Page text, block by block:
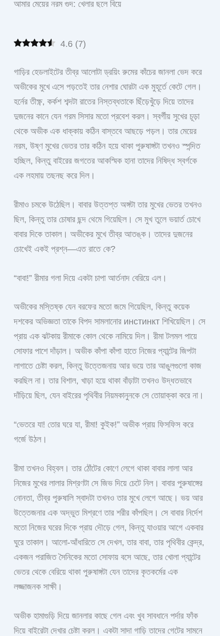
আমার মেয়ের নরম গুদ: খেলার ছলে বিয়ে
4.6 (7)
গাড়ির হেডলাইটের তীব্র আলোটা ড্রয়িং রুমের কাঁচের জানলা ভেদ করে
অভীকের মুখে এসে পড়তেই তার নেশার ঘোরটা এক মুহূর্তে কেটে গেল।
হর্নের তীক্ষ্ণ, কর্কশ শব্দটা রাতের নিস্তব্ধতাকে ছিঁড়েখুঁড়ে দিয়ে তাদের
দুজনের কানে যেন গরম সিসার মতো প্রবেশ করল। স্বর্গীয় সুখের চূড়া
থেকে অভীক এক ধাক্কায় কঠিন বাস্তবে আছড়ে পড়ল। তার মেয়ের
নরম, উষ্ণ মুখের ভেতর তার কঠিন হয়ে থাকা পুরুষাঙ্গটা তখনও স্পন্দিত
হচ্ছিল, কিন্তু বাইরের জগতের আকস্মিক হানা তাদের নিষিদ্ধ স্বর্গকে
এক লহমায় তছনছ করে দিল।
রীমাও চমকে উঠেছিল। বাবার উত্তপ্ত অঙ্গটা তার মুখের ভেতর তখনও
ছিল, কিন্তু তার চোষার ছন্দ থেমে গিয়েছিল। সে মুখ তুলে ভয়ার্ত চোখে
বাবার দিকে তাকাল। অভীকের মুখে তীব্র আতঙ্ক। তাদের দুজনের
চোখেই একই প্রশ্ন—এত রাতে কে?
“বাবা!” রীমার গলা দিয়ে একটা চাপা আর্তনাদ বেরিয়ে এল।
অভীকের মস্তিষ্ক যেন বরফের মতো জমে গিয়েছিল, কিন্তু কয়েক
দশকের অভিজ্ঞতা তাকে বিপদ সামলানোর инстинкт শিখিয়েছিল। সে
প্রায় এক ঝটকায় রীমাকে কোল থেকে নামিয়ে দিল। রীমা টলমল পায়ে
সোফার পাশে দাঁড়াল। অভীক কাঁপা কাঁপা হাতে নিজের প্যান্টের জিপটা
লাগাতে চেষ্টা করল, কিন্তু উত্তেজনায় আর ভয়ে তার আঙুলগুলো কাজ
করছিল না। তার বিশাল, খাড়া হয়ে থাকা বাঁড়াটা তখনও উদ্ধতভাবে
দাঁড়িয়ে ছিল, যেন বাইরের পৃথিবীর নিয়মকানুনকে সে তোয়াক্কা করে না।
“ভেতরে যা! তোর ঘরে যা, রীমা! কুইক!” অভীক প্রায় ফিসফিস করে
গর্জে উঠল।
রীমা তখনও বিহ্বল। তার ঠোঁটের কোণে লেগে থাকা বাবার লালা আর
নিজের মুখের লালার মিশ্রণটা সে জিভ দিয়ে চেটে নিল। বাবার পুরুষাঙ্গের
নোনতা, তীব্র পুরুষালি স্বাদটা তখনও তার মুখে লেগে আছে। ভয় আর
উত্তেজনার এক অদ্ভুত মিশ্রণে তার শরীর কাঁপছিল। সে বাবার নির্দেশ
মতো নিজের ঘরের দিকে প্রায় দৌড়ে গেল, কিন্তু যাওয়ার আগে একবার
ঘুরে তাকাল। আলো-আঁধারিতে সে দেখল, তার বাবা, তার পৃথিবীর কেন্দ্র,
একজন পরাজিত সৈনিকের মতো সোফায় বসে আছে, তার খোলা প্যান্টের
ভেতর থেকে বেরিয়ে থাকা পুরুষাঙ্গটা যেন তাদের কৃতকর্মের এক
লজ্জাজনক সাক্ষী।
অভীক হামাগুড়ি দিয়ে জানলার কাছে গেল এবং খুব সাবধানে পর্দার ফাঁক
দিয়ে বাইরেটা দেখার চেষ্টা করল। একটা সাদা গাড়ি তাদের গেটের সামনে